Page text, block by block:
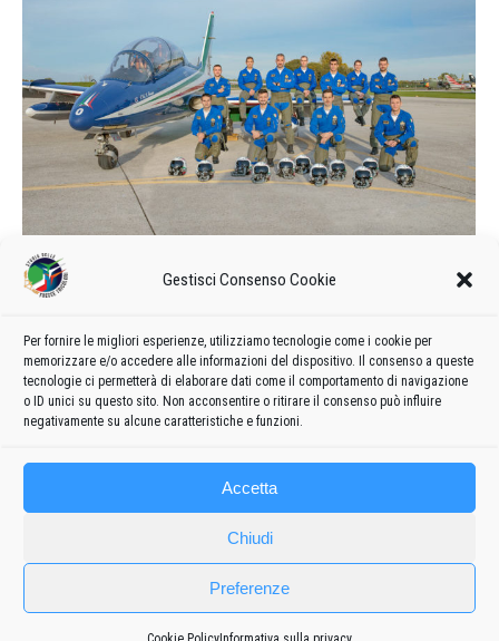
Gestisci Consenso Cookie
Per fornire le migliori esperienze, utilizziamo tecnologie come i cookie per
memorizzare e/o accedere alle informazioni del dispositivo. Il consenso a queste
tecnologie ci permetterà di elaborare dati come il comportamento di navigazione
o ID unici su questo sito. Non acconsentire o ritirare il consenso può influire
negativamente su alcune caratteristiche e funzioni.
Accetta
Chiudi
Preferenze
Calendario delle manifestazioni e
formazione del 2021
2021 admin8235 4 Febbraio 2021 7 commenti
Formazione e calendario 2021 delle manifestazioni delle
Frecce Tricolori